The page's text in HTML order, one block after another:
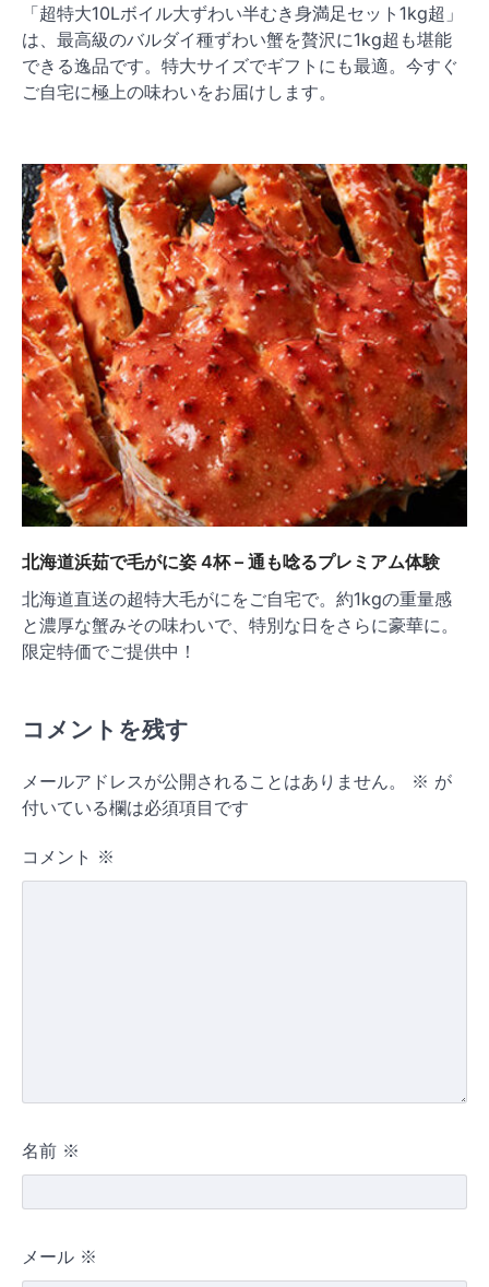
「超特大10Lボイル大ずわい半むき身満足セット1kg超」
は、最高級のバルダイ種ずわい蟹を贅沢に1kg超も堪能
できる逸品です。特大サイズでギフトにも最適。今すぐ
ご自宅に極上の味わいをお届けします。
北海道浜茹で毛がに姿 4杯 – 通も唸るプレミアム体験
北海道直送の超特大毛がにをご自宅で。約1kgの重量感
と濃厚な蟹みその味わいで、特別な日をさらに豪華に。
限定特価でご提供中！
コメントを残す
メールアドレスが公開されることはありません。 ※ が
付いている欄は必須項目です
コメント ※
名前 ※
メール ※